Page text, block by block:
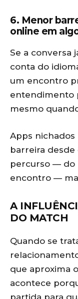
6. Menor
online em
Se a conversa
conta do
um encontro
entendimento
mesmo
Apps
barreira
percurso — do
encontro —
A
DO MATCH
Quando se
que aproxima
acontece
partida para